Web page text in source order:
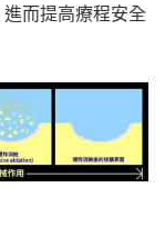
而提高療程安全